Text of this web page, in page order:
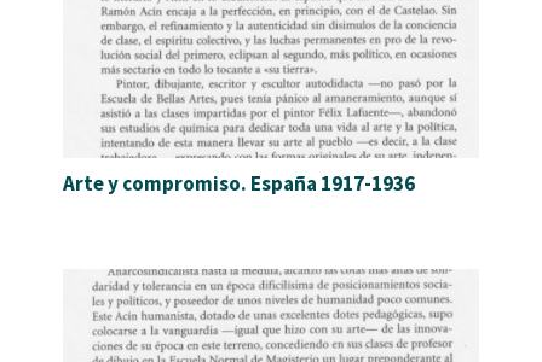
Arte y compromiso. España 1917-1936